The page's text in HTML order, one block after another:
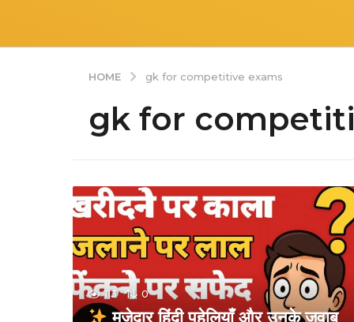
HOME gk for competitive exams
gk for
113 0